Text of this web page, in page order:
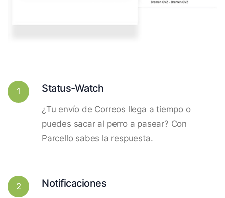
1 Status-Watch
¿Tu envío de Correos llega a tiempo o
puedes sacar al perro a pasear? Con
Parcello sabes la respuesta.
2 Notificaciones